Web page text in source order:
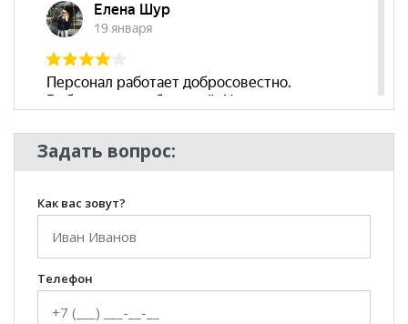
Задать вопрос:
Как вас зовут?
Телефон